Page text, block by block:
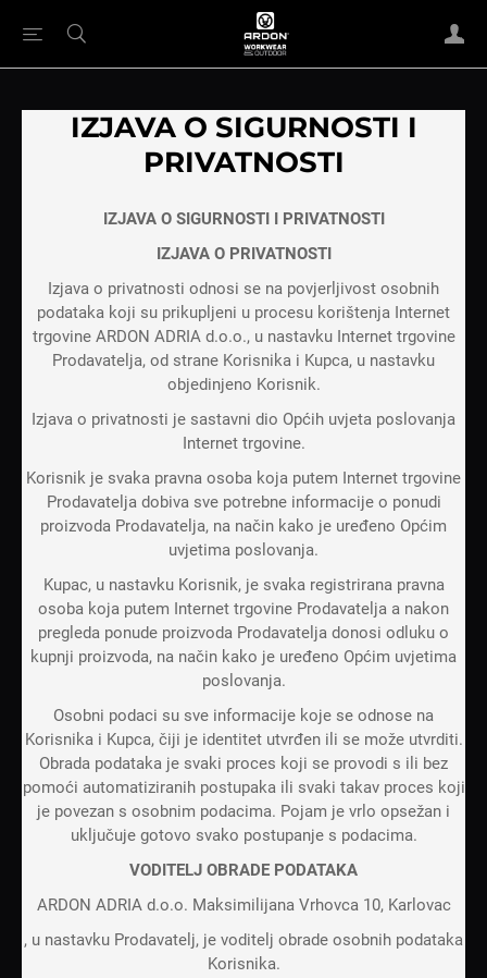
IZJAVA O SIGURNOSTI I
PRIVATNOSTI
IZJAVA O SIGURNOSTI I PRIVATNOSTI
IZJAVA O PRIVATNOSTI
Izjava o privatnosti odnosi se na povjerljivost osobnih
podataka koji su prikupljeni u procesu korištenja Internet
trgovine ARDON ADRIA d.o.o., u nastavku Internet trgovine
Prodavatelja, od strane Korisnika i Kupca, u nastavku
objedinjeno Korisnik.
Izjava o privatnosti je sastavni dio Općih uvjeta poslovanja
Internet trgovine.
Korisnik je svaka pravna osoba koja putem Internet trgovine
Prodavatelja dobiva sve potrebne informacije o ponudi
proizvoda Prodavatelja, na način kako je uređeno Općim
uvjetima poslovanja.
Kupac, u nastavku Korisnik, je svaka registrirana pravna
osoba koja putem Internet trgovine Prodavatelja a nakon
pregleda ponude proizvoda Prodavatelja donosi odluku o
kupnji proizvoda, na način kako je uređeno Općim uvjetima
poslovanja.
Osobni podaci su sve informacije koje se odnose na
Korisnika i Kupca, čiji je identitet utvrđen ili se može utvrditi.
Obrada podataka je svaki proces koji se provodi s ili bez
pomoći automatiziranih postupaka ili svaki takav proces koji
je povezan s osobnim podacima. Pojam je vrlo opsežan i
uključuje gotovo svako postupanje s podacima.
VODITELJ OBRADE PODATAKA
ARDON ADRIA d.o.o. Maksimilijana Vrhovca 10, Karlovac
, u nastavku Prodavatelj, je voditelj obrade osobnih podataka
Korisnika.